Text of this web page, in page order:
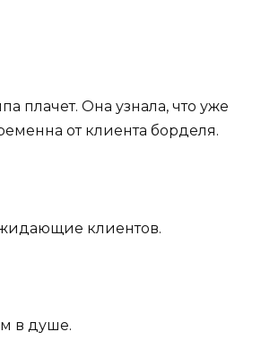
плачет. Она узнала, что уже
от клиента борделя.
клиентов.
в душе.